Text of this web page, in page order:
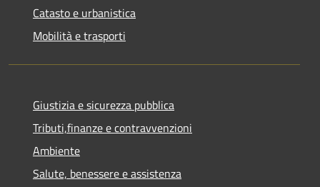
Catasto e urbanistica
Mobilità e trasporti
Giustizia e sicurezza pubblica
Tributi,finanze e contravvenzioni
Ambiente
Salute, benessere e assistenza